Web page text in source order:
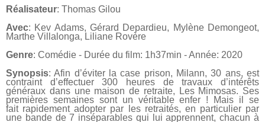
Réalisateur: Thomas Gilou
Avec: Kev Adams, Gérard Depardieu, Mylène Demongeot,
Marthe Villalonga, Liliane Rovère
Genre: Comédie - Durée du film: 1h37min - Année: 2020
Synopsis: Afin d’éviter la case prison, Milann, 30 ans, est
contraint d’effectuer300 heures de travaux d’intérêts
généraux dans une maison de retraite, Les Mimosas. Ses
premières semaines sont un véritable enfer ! Mais il se
fait rapidement adopter par les retraités, en particulier par
une bande de 7 inséparables qui lui apprennent, chacun à